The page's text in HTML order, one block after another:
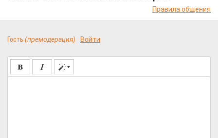
Правила общения
Гость (премодерация) Войти